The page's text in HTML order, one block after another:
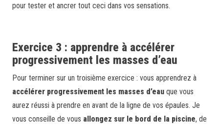
pour tester et ancrer tout ceci dans vos sensations.
Exercice 3 : apprendre à accélérer
progressivement les masses d’eau
Pour terminer sur un troisième exercice : vous apprendrez à
accélérer progressivement les masses d’eau que vous
aurez réussi à prendre en avant de la ligne de vos épaules. Je
vous conseille de vous allongez sur le bord de la piscine, de